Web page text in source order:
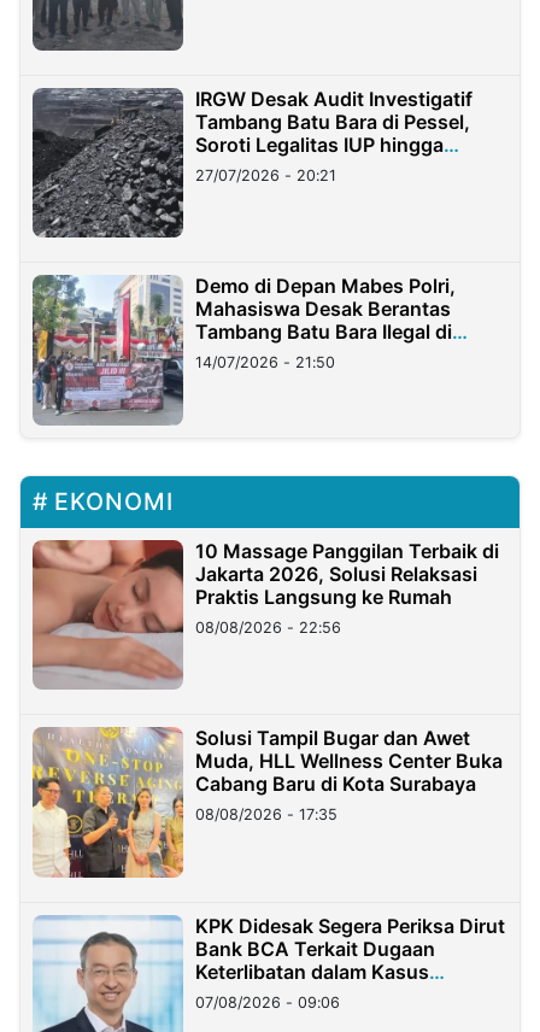
IRGW Desak Audit Investigatif
Tambang Batu Bara di Pessel,
Soroti Legalitas IUP hingga
Stockpile
27/07/2026 - 20:21
Demo di Depan Mabes Polri,
Mahasiswa Desak Berantas
Tambang Batu Bara Ilegal di
Lampung
14/07/2026 - 21:50
EKONOMI
10 Massage Panggilan Terbaik di
Jakarta 2026, Solusi Relaksasi
Praktis Langsung ke Rumah
08/08/2026 - 22:56
Solusi Tampil Bugar dan Awet
Muda, HLL Wellness Center Buka
Cabang Baru di Kota Surabaya
08/08/2026 - 17:35
KPK Didesak Segera Periksa Dirut
Bank BCA Terkait Dugaan
Keterlibatan dalam Kasus
Hilangnya Dana Nasabah Rp2,58
Miliar
07/08/2026 - 09:06